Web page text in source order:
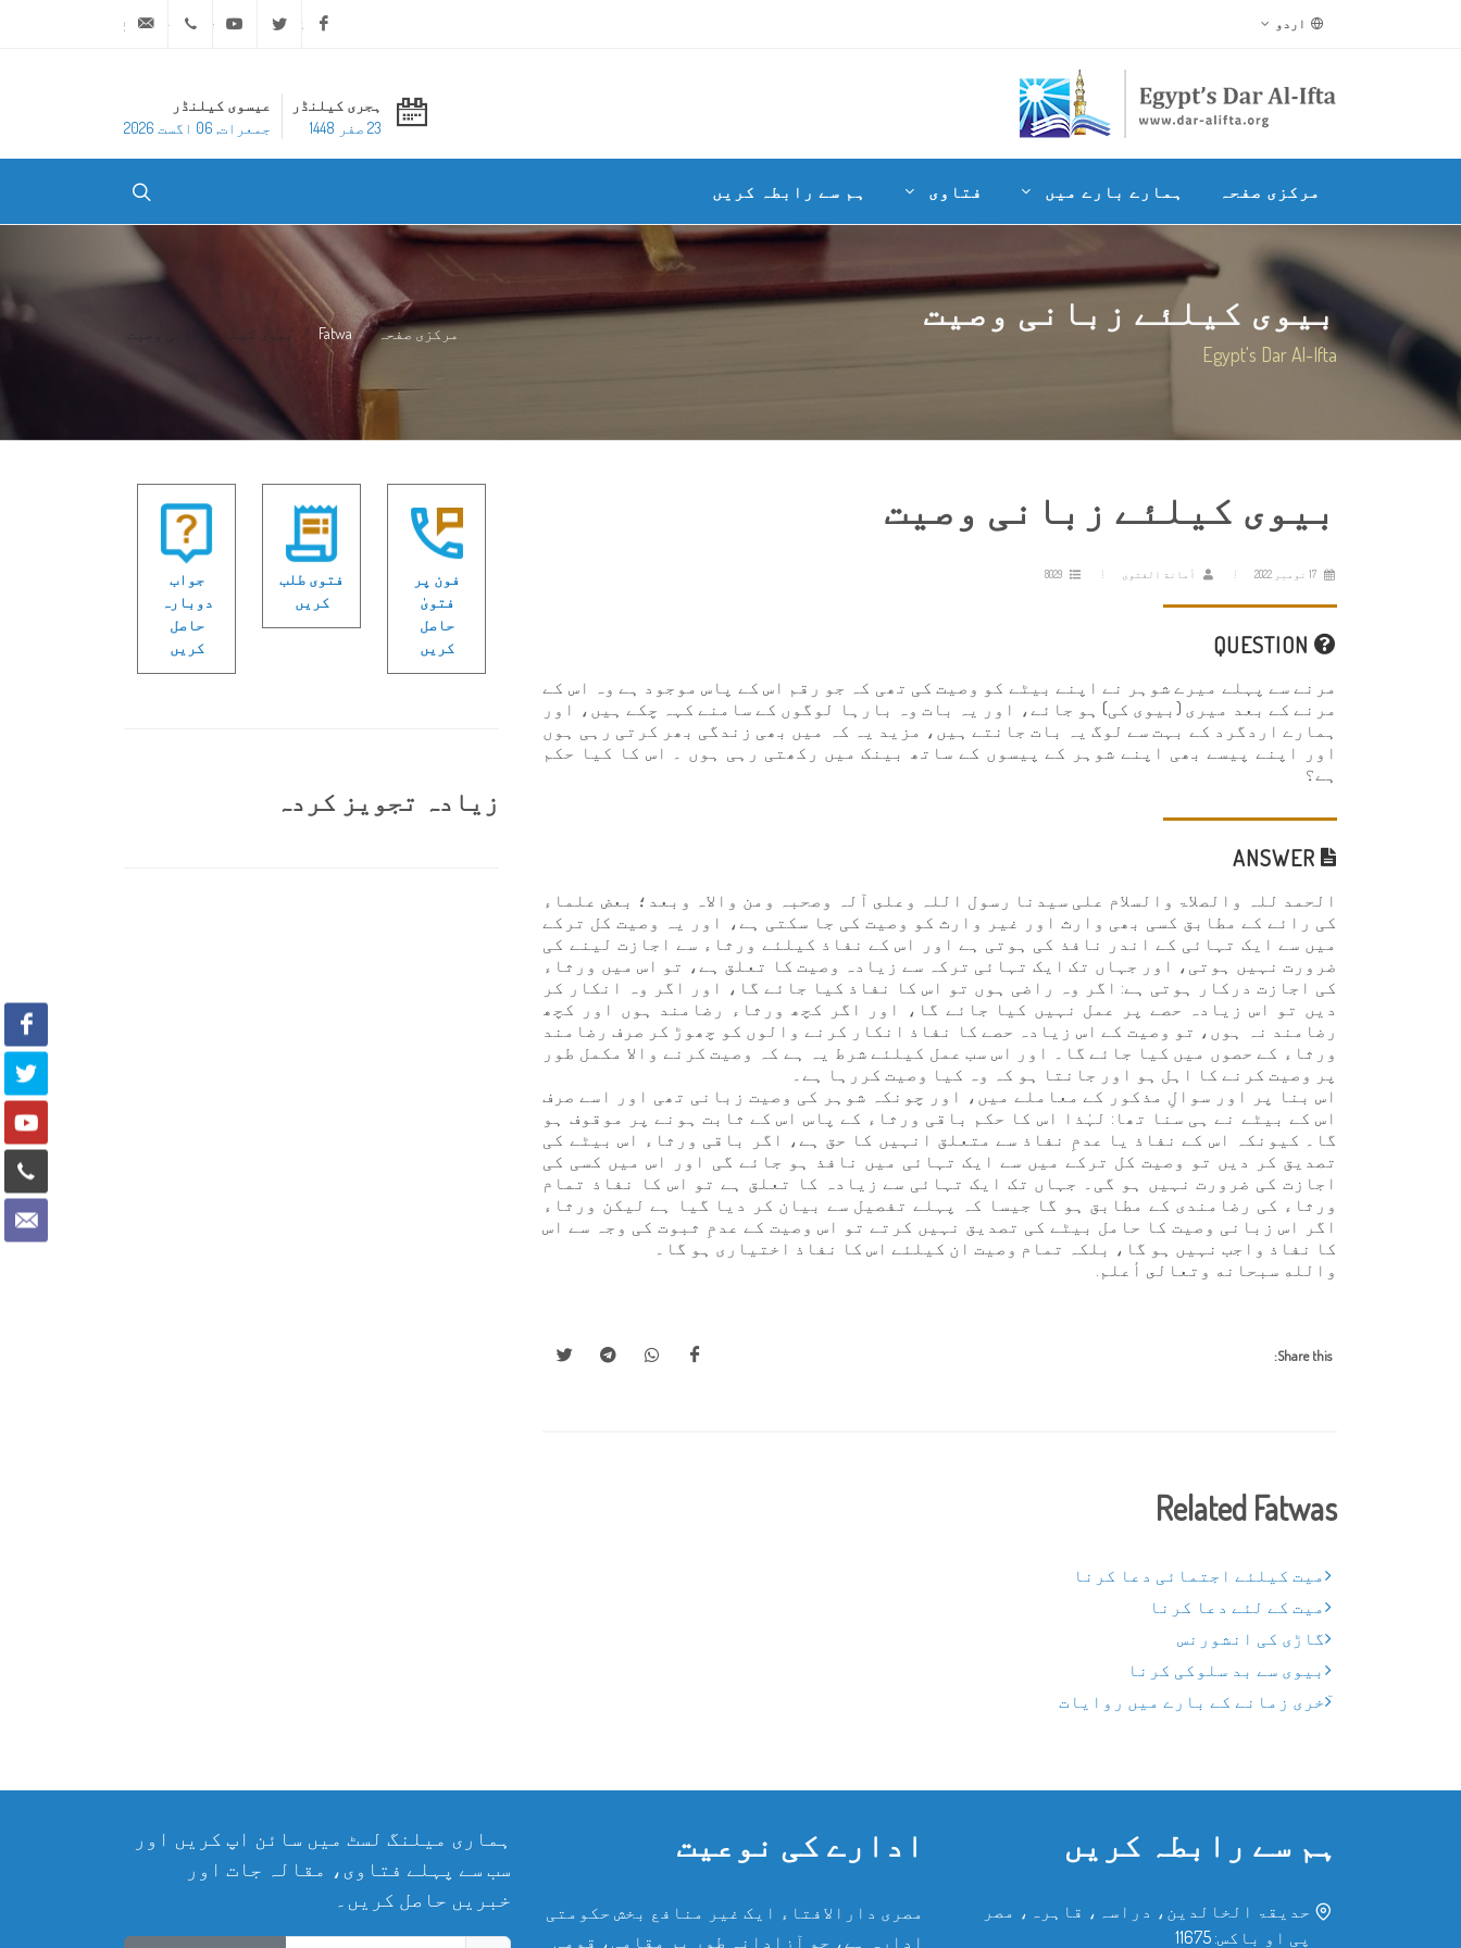
اردو Facebook
Twitter
Youtube
ہجری کیلنڈر
23 صفر 1448
عیسوی کیلنڈر
جمعرات, 06 اگست 2026
مرکزی صفحہ ہمارے بارے میں فتاوی ہم سے رابطہ کریں
بیوی کیلئے زبانی وصیت
Egypt's Dar Al-Ifta
مرکزی صفحہ Fatwa بیوی کیلئے زبانی وصیت
بیوی کیلئے زبانی وصیت
أمانة الفتوى
مرنے سے پہلے میرے شوہر نے اپنے بیٹے کو وصیت کی تھی کہ جو رقم اس کے پاس موجود ہے وہ اس کے
مرنے کے بعد میری (بیوی کی) ہو جائے، اور یہ بات وہ بارہا لوگوں کے سامنے کہہ چکے ہیں، اور
ہمارے اردگرد کے بہت سے لوگ یہ بات جانتے ہیں، مزید یہ کہ میں بھی زندگی بھر کرتی رہی ہوں
اور اپنے پیسے بھی اپنے شوہر کے پیسوں کے ساتھ بینک میں رکھتی رہی ہوں ۔ اس کا کیا حکم
ہے؟
الحمد للہ والصلاۃ والسلام علی سیدنا رسول اللہ وعلى آلہ وصحبہ ومن والاہ وبعد؛ بعض علماء
کی رائے کے مطابق کسی بھی وارث اور غیر وارث کو وصیت کی جا سکتی ہے، اور یہ وصیت کل ترکے
میں سے ایک تہائی کے اندر نافذ کی ہوتی ہے اور اس کے نفاذ کیلئے ورثاء سے اجازت لینے کی
ضرورت نہیں ہوتی، اور جہاں تک ایک تہائی ترکہ سے زیادہ وصیت کا تعلق ہے، تو اس میں ورثاء
کی اجازت درکار ہوتی ہے: اگر وہ راضی ہوں تو اس کا نفاذ کیا جائے گا، اور اگر وہ انکار کر
دیں تو اس زیادہ حصے پر عمل نہیں کیا جائے گا، اور اگر کچھ ورثاء رضامند ہوں اور کچھ
رضامند نہ ہوں، تو وصیت کے اس زیادہ حصے کا نفاذ انکار کرنے والوں کو چھوڑ کر صرف رضامند
ورثاء کے حصوں میں کیا جائے گا۔ اور اس سب عمل کیلئے شرط یہ ہے کہ وصیت کرنے والا مکمل طور
پر وصیت کرنے کا اہل ہو اور جانتا ہو کہ وہ کیا وصیت کررہا ہے۔
اس بنا پر اور سوالِ مذکور کے معاملے میں، اور چونکہ شوہر کی وصیت زبانی تھی اور اسے صرف
اس کے بیٹے نے ہی سنا تھا: لہٰذا اس کا حکم باقی ورثاء کے پاس اس کے ثابت ہونے پر موقوف ہو
گا۔ کیونکہ اس کے نفاذ یا عدمِ نفاذ سے متعلق انہیں کا حق ہے، اگر باقی ورثاء اس بیٹے کی
تصدیق کر دیں تو وصیت کل ترکے میں سے ایک تہائی میں نافذ ہو جائے گی اور اس میں کسی کی
اجازت کی ضرورت نہیں ہو گی۔ جہاں تک ایک تہائی سے زیادہ کا تعلق ہے تو اس کا نفاذ تمام
ورثاء کی رضامندی کے مطابق ہو گا جیسا کہ پہلے تفصیل سے بیان کر دیا گیا ہے لیکن ورثاء
اگر اس زبانی وصیت کا حامل بیٹے کی تصدیق نہیں کرتے تو اس وصیت کے عدمِ ثبوت کی وجہ سے اس
کا نفاذ واجب نہیں ہو گا، بلکہ تمام وصیت ان کیلئے اس کا نفاذ اختیاری ہو گا۔
والله سبحانه وتعالى أعلم.
Share this:
Related Fatwas
میت کیلئے اجتمائی دعا کرنا
میت کے لئے دعا کرنا
گاڑی کی انشورنس
بیوی سے بد سلوکی کرنا
ٓخری زمانے کے بارے میں روایات
فون پر
فتویٰ
حاصل
کریں
فتوی طلب
کریں
جواب
دوبارہ
حاصل
کریں
زیادہ تجویز کردہ
ہم سے رابطہ کریں
حدیقۃ الخالدین، دراسہ، قاہرہ، مصر
پی او باکس: 11675
ادارے کی نوعیت
مصری دارالافتاء ایک غیر منافع بخش حکومتی
ادارہ ہے، جو آزادانہ طور پر مقامی، قومی
ہماری میلنگ لسٹ میں سائن اپ کریں اور
سب سے پہلے فتاوی، مقالہ جات اور
خبریں حاصل کریں۔